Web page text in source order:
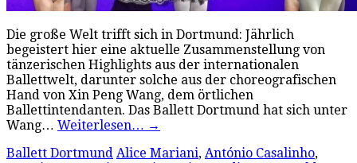
Die große Welt trifft sich in Dortmund: Jährlich
begeistert hier eine aktuelle Zusammenstellung von
tänzerischen Highlights aus der internationalen
Ballettwelt, darunter solche aus der choreografischen
Hand von Xin Peng Wang, dem örtlichen
Ballettintendanten. Das Ballett Dortmund hat sich unter
Wang… Weiterlesen… →
Ballett Dortmund Alice Mariani, António Casalinho,